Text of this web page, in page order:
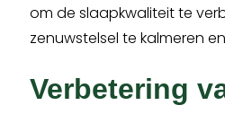
om de slaapkwaliteit te
zenuwstelsel te kalmeren
Verbetering